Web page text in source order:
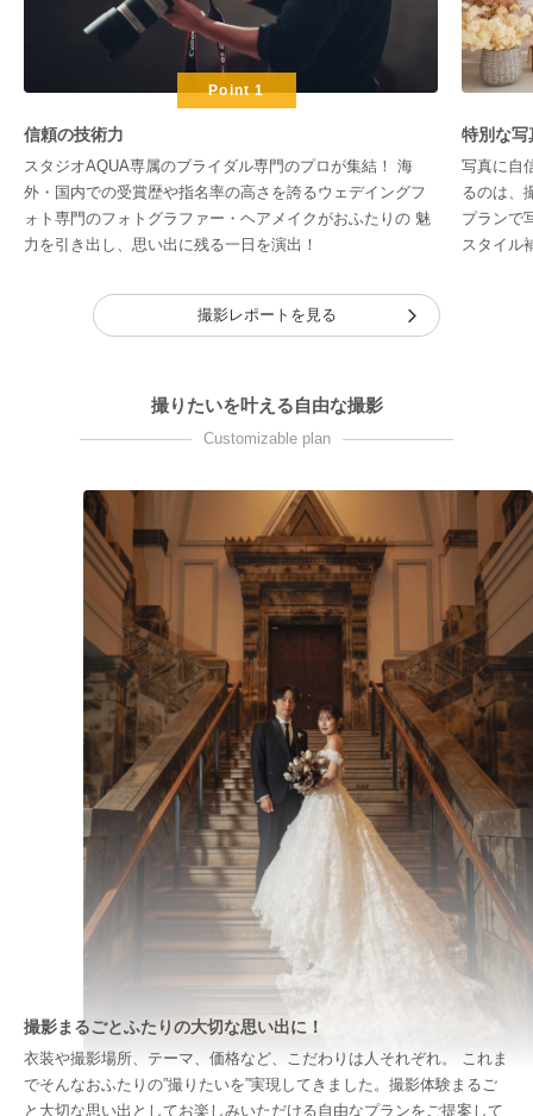
Point 1
信頼の技術力
スタジオAQUA専属のブライダル専門のプロが集結！ 海
外・国内での受賞歴や指名率の高さを誇るウェデイングフ
ォト専門のフォトグラファー・ヘアメイクがおふたりの 魅
力を引き出し、思い出に残る一日を演出！
特別な写
写真に自
るのは、
プランで
スタイル
撮影レポートを見る
撮りたいを叶える自由な撮影
Customizable plan
撮影まるごとふたりの大切な思い出に！
衣装や撮影場所、テーマ、価格など、こだわりは人それぞれ。 これま
でそんなおふたりの”撮りたいを”実現してきました。撮影体験まるご
と大切な思い出としてお楽しみいただける自由なプランをご提案して